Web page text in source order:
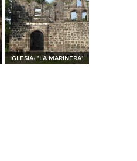
IGLESIA: "LA MARINERA"